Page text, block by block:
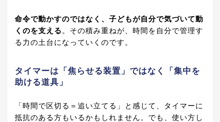
命令で動かすのではなく、子どもが自分で気づいて動
くのを支える 。その積み重ねが、時間を自分で管理す
る力の土台になっていくのです。
タイマーは「焦らせる装置」ではなく「集中を
助ける道具」
「時間で区切る＝追い立てる」と感じて、タイマーに
抵抗のある方もいるかもしれません。でも、使い方し